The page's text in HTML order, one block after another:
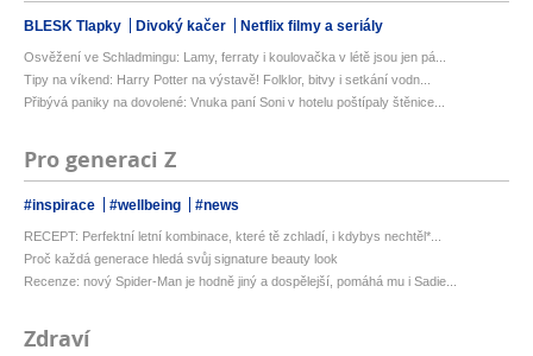
BLESK Tlapky Divoký kačer Netflix filmy a seriály
Osvěžení ve Schladmingu: Lamy, ferraty i koulovačka v létě jsou jen pá...
Tipy na víkend: Harry Potter na výstavě! Folklor, bitvy i setkání vodn...
Přibývá paniky na dovolené: Vnuka paní Soni v hotelu poštípaly štěnice...
Pro generaci Z
#inspirace #wellbeing #news
RECEPT: Perfektní letní kombinace, které tě zchladí, i kdybys nechtěl*...
Proč každá generace hledá svůj signature beauty look
Recenze: nový Spider-Man je hodně jiný a dospělejší, pomáhá mu i Sadie...
Zdraví